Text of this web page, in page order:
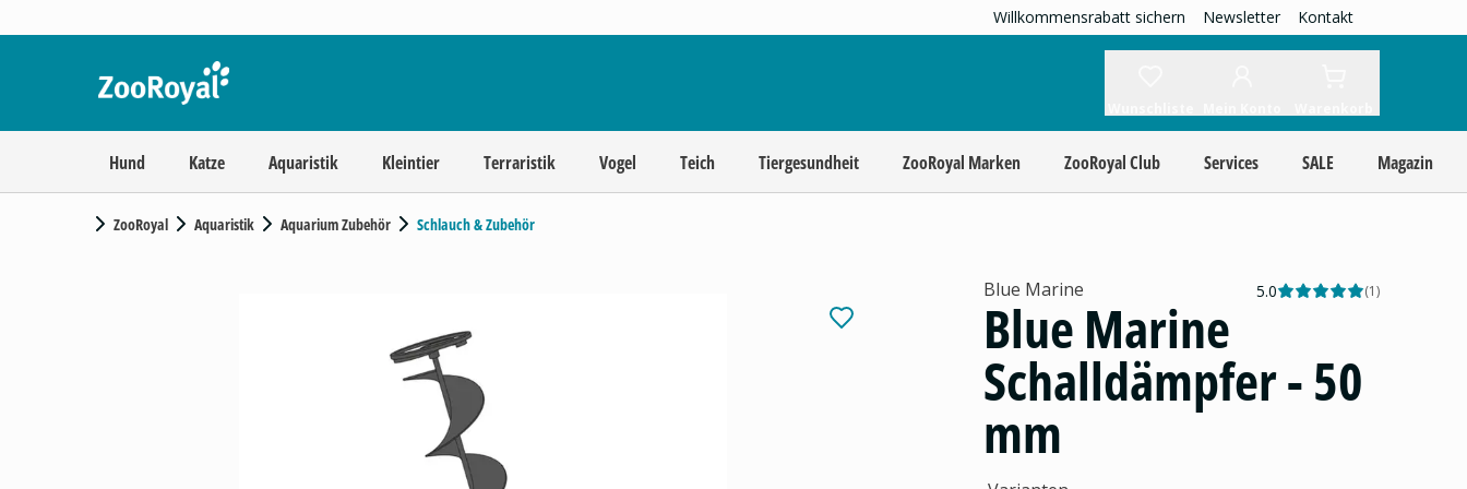
Willkommensrabatt sichern Newsletter Kontakt
Hund Katze Aquaristik Kleintier Terraristik Vogel Teich Tiergesundheit ZooRoyal Marken ZooRoyal Club Services SALE Magazin
ZooRoyal Aquaristik Aquarium Zubehör Schlauch & Zubehör
Blue Marine 5.0 (1)
Blue Marine
Schalldämpfer - 50
mm